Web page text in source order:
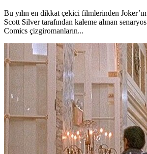
Bu yılın en dikkat çekici filmlerinden
Scott Silver tarafından kaleme alınan
Comics çizgiromanların...